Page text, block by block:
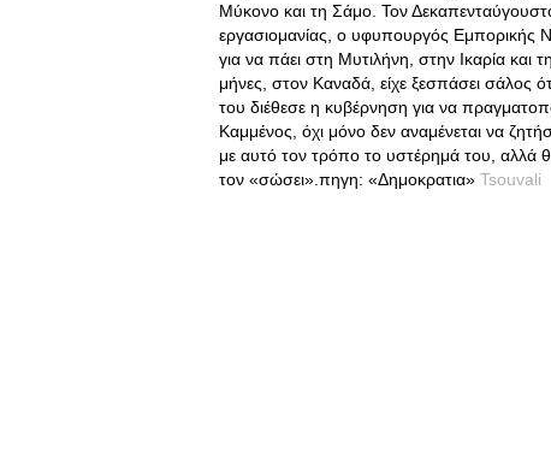
Μύκονο και τη Σάμο. Τον
εργασιομανίας, ο υφυπουργός Εμπορικής
για να πάει στη Μυτιλήνη, στην Ικαρία
μήνες, στον Καναδά, είχε ξεσπάσει σάλος
του διέθεσε η κυβέρνηση για να
Καμμένος, όχι μόνο δεν αναμένεται να
με αυτό τον τρόπο το υστέρημά του, αλλά
τον «σώσει».πηγη: «Δημοκρατια» Tsouvali